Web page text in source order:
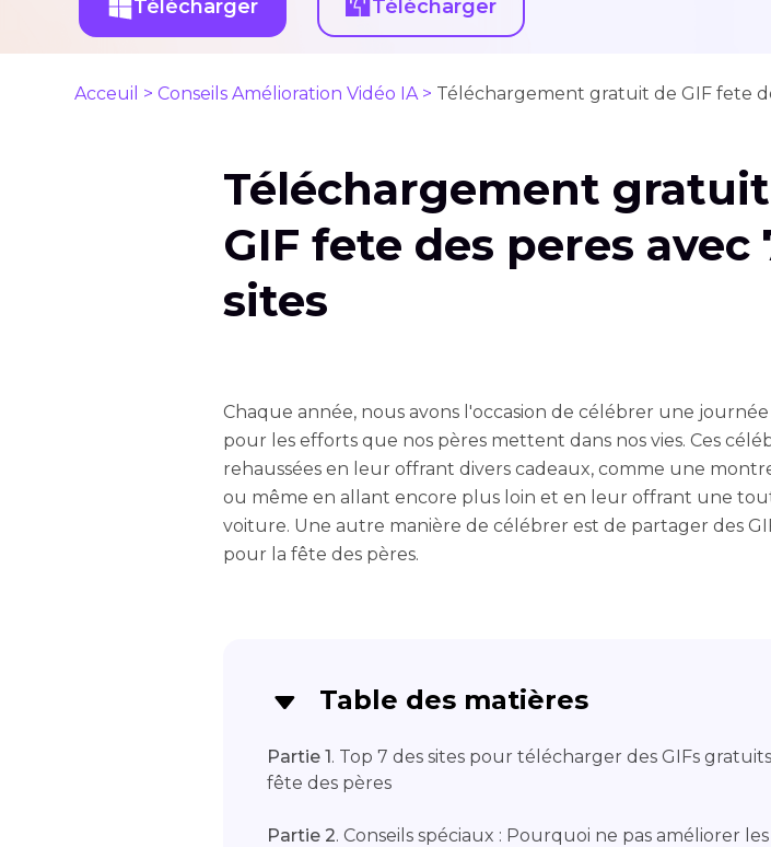
Télécharger Télécharger
Acceuil > Conseils Amélioration Vidéo IA > Téléchargement gratuit de GIF fete
Téléchargement
GIF fete des peres avec
sites
Chaque année, nous avons l'occasion de célébrer une
pour les efforts que nos pères mettent dans nos vies. Ces
rehaussées en leur offrant divers cadeaux, comme une
ou même en allant encore plus loin et en leur offrant une
voiture. Une autre manière de célébrer est de partager des
pour la fête des pères.
Table des matières
Partie 1. Top 7 des sites pour télécharger des GIFs
fête des pères
Partie 2. Conseils spéciaux : Pourquoi ne pas améliorer les